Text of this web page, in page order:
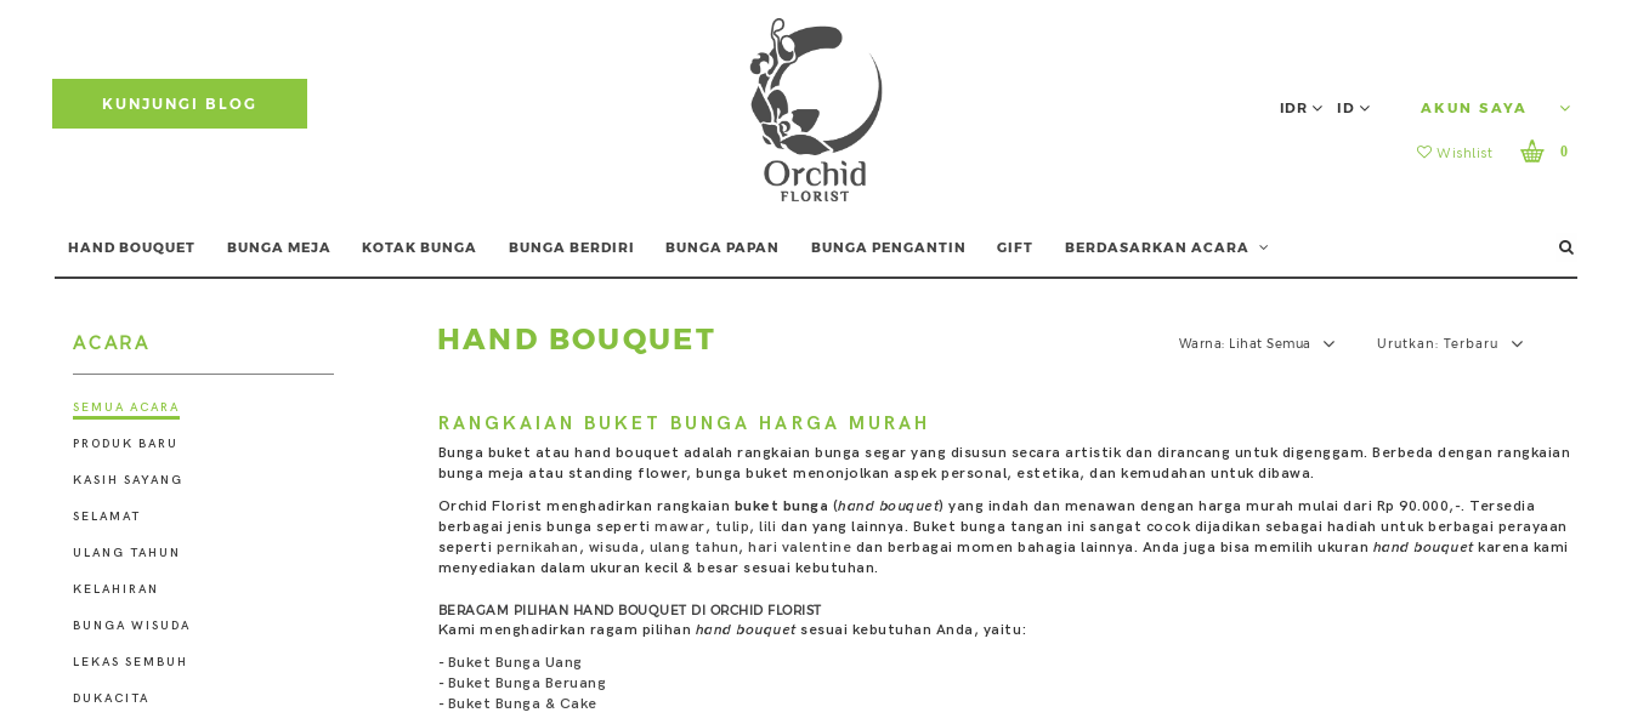
KUNJUNGI BLOG IDR ID AKUN SAYA
Wishlist 0
HAND BOUQUET BUNGA MEJA KOTAK BUNGA BUNGA BERDIRI BUNGA PAPAN BUNGA PENGANTIN GIFT BERDASARKAN ACARA
ACARA
SEMUA ACARA
PRODUK BARU
KASIH SAYANG
SELAMAT
ULANG TAHUN
KELAHIRAN
BUNGA WISUDA
LEKAS SEMBUH
DUKACITA
HAND BOUQUET Warna: Lihat Semua Urutkan: Terbaru
RANGKAIAN BUKET BUNGA HARGA MURAH
Bunga buket atau hand bouquet adalah rangkaian bunga segar yang disusun secara artistik dan dirancang untuk digenggam. Berbeda dengan rangkaian
bunga meja atau standing flower, bunga buket menonjolkan aspek personal, estetika, dan kemudahan untuk dibawa.
Orchid Florist menghadirkan rangkaian buket bunga (hand bouquet) yang indah dan menawan dengan harga murah mulai dari Rp 90.000,-. Tersedia
berbagai jenis bunga seperti mawar, tulip, lili dan yang lainnya. Buket bunga tangan ini sangat cocok dijadikan sebagai hadiah untuk berbagai perayaan
seperti pernikahan , wisuda , ulang tahun, hari valentine dan berbagai momen bahagia lainnya. Anda juga bisa memilih ukuran hand bouquetkarena kami
menyediakan dalam ukuran kecil & besar sesuai kebutuhan.
BERAGAM PILIHAN HAND BOUQUET DI ORCHID FLORIST
Kami menghadirkan ragam pilihan hand bouquetsesuai kebutuhan Anda, yaitu:
- Buket Bunga Uang
- Buket Bunga Beruang
- Buket Bunga & Cake